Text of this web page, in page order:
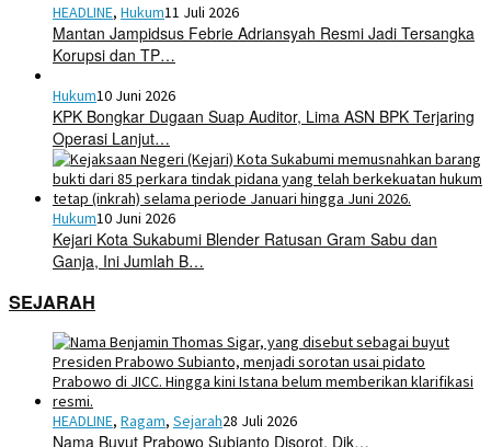
HEADLINE, Hukum11 Juli 2026
Mantan Jampidsus Febrie Adriansyah Resmi Jadi Tersangka
Korupsi dan TP…
Hukum10 Juni 2026
KPK Bongkar Dugaan Suap Auditor, Lima ASN BPK Terjaring
Operasi Lanjut…
Hukum10 Juni 2026
Kejari Kota Sukabumi Blender Ratusan Gram Sabu dan
Ganja, Ini Jumlah B…
SEJARAH
HEADLINE, Ragam, Sejarah28 Juli 2026
Nama Buyut Prabowo Subianto Disorot, Dik…